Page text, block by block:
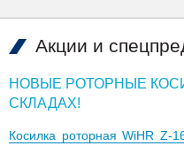
Акции и
НОВЫЕ РОТОРНЫЕ
СКЛАДАХ!
Косилка роторная WiHR Z-